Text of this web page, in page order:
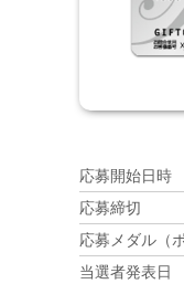
応募開始日時
応募締切
応募メダル（
当選者発表日